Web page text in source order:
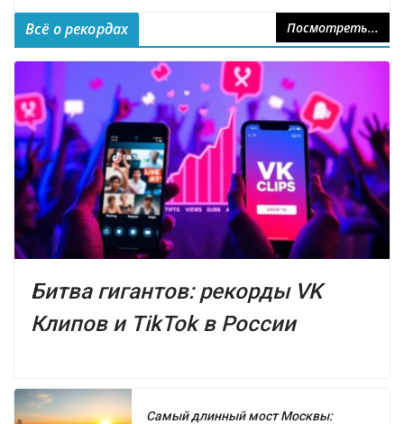
Всё о рекордах Посмотреть...
Битва гигантов: рекорды VK
Клипов и TikTok в России
Самый длинный мост Москвы: